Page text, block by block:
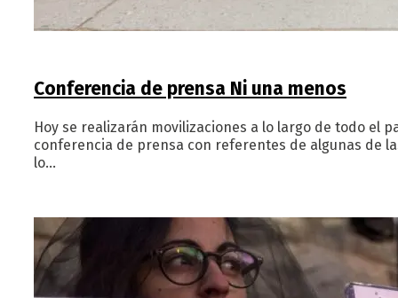
Conferencia de prensa Ni una menos
Hoy se realizarán movilizaciones a lo largo de todo el
conferencia de prensa con referentes de algunas de
lo…